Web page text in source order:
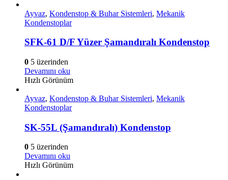
Ayvaz, Kondenstop & Buhar Sistemleri, Mekanik
Kondenstoplar
SFK-61 D/F Yüzer Şamandıralı Kondenstop
0 5 üzerinden
Devamını oku
Hızlı Görünüm
Ayvaz, Kondenstop & Buhar Sistemleri, Mekanik
Kondenstoplar
SK-55L (Şamandıralı) Kondenstop
0 5 üzerinden
Devamını oku
Hızlı Görünüm